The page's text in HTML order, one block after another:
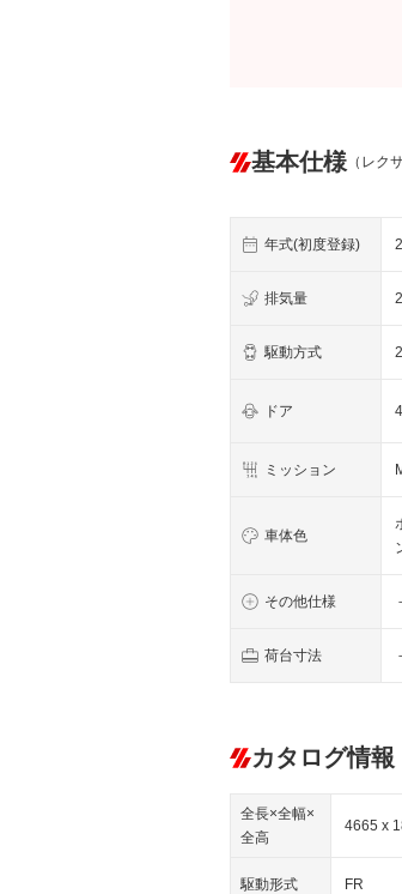
基本仕様 （レク
年式(初度登録)
排気量
駆動方式
ドア
ミッション
車体色
その他仕様
荷台寸法
カタログ情報
全長×全幅×
全高
4665 x
駆動形式 FR